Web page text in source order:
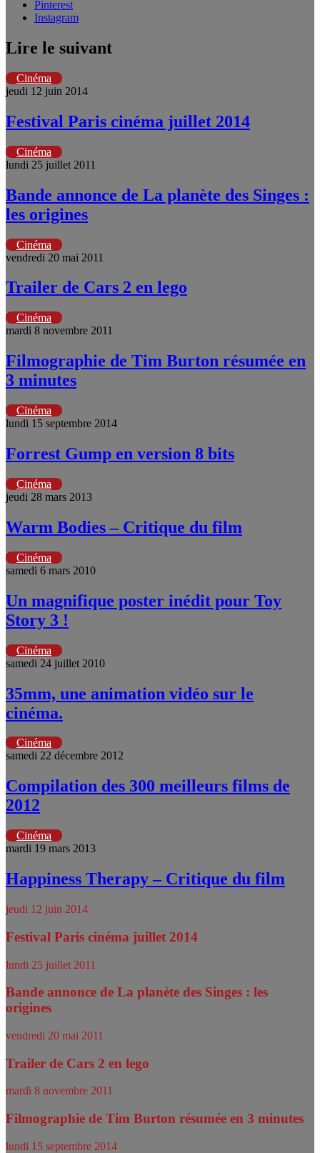
Pinterest
Instagram
Lire le suivant
Cinéma
jeudi 12 juin 2014
Festival Paris cinéma juillet 2014
Cinéma
lundi 25 juillet 2011
Bande annonce de La planète des Singes :
les origines
Cinéma
vendredi 20 mai 2011
Trailer de Cars 2 en lego
Cinéma
mardi 8 novembre 2011
Filmographie de Tim Burton résumée en
3 minutes
Cinéma
lundi 15 septembre 2014
Forrest Gump en version 8 bits
Cinéma
jeudi 28 mars 2013
Warm Bodies – Critique du film
Cinéma
samedi 6 mars 2010
Un magnifique poster inédit pour Toy
Story 3 !
Cinéma
samedi 24 juillet 2010
35mm, une animation vidéo sur le
cinéma.
Cinéma
samedi 22 décembre 2012
Compilation des 300 meilleurs films de
2012
Cinéma
mardi 19 mars 2013
Happiness Therapy – Critique du film
jeudi 12 juin 2014
Festival Paris cinéma juillet 2014
lundi 25 juillet 2011
Bande annonce de La planète des Singes : les
origines
vendredi 20 mai 2011
Trailer de Cars 2 en lego
mardi 8 novembre 2011
Filmographie de Tim Burton résumée en 3 minutes
lundi 15 septembre 2014